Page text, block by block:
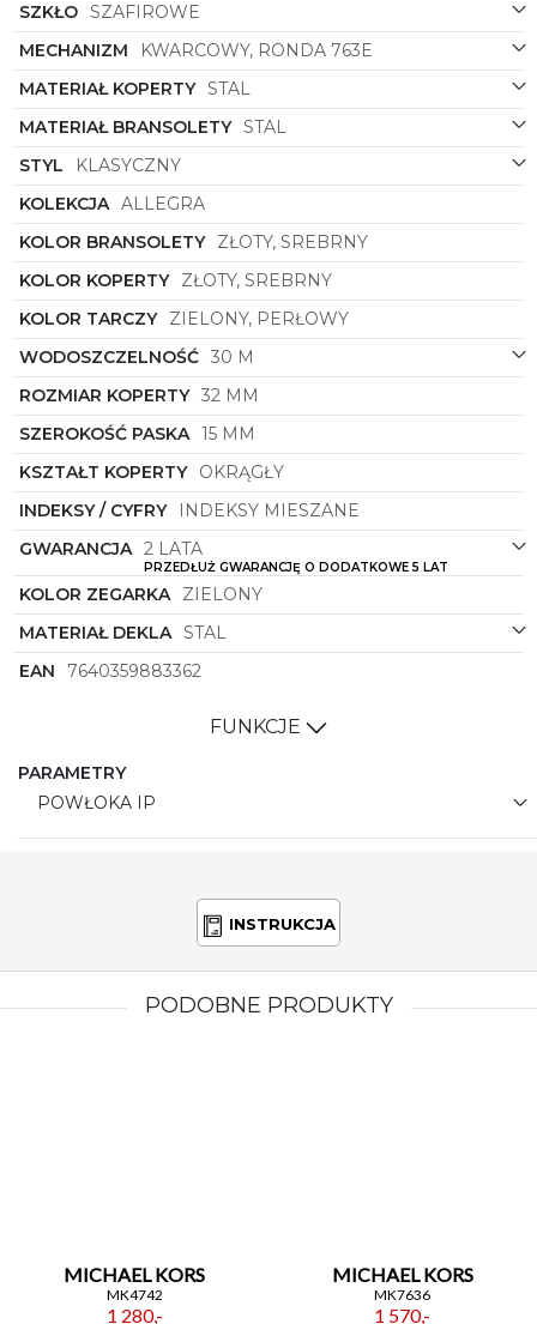
Kolor tarczy dostępny w intensywnym odcieniu
zielonym lub delikatnym, perłowym podkreśla jego
wyjątkowość oraz dodaje charakteru całej
kompozycji. Zegarek z okrągłą kopertą doskonale
podkreśla nadgarstek, dodając elegancji i
wyrafinowania każdej stylizacji.
Dzięki unikatowemu połączeniu elementów oraz
dopracowanemu detali, zegarek
Allegra symbolizuje harmonię pomiędzy
klasycznym stylem a nowoczesnym
wyrafinowaniem. To nie tylko narzędzie do
mierzenia czasu, ale także wyjątkowy dodatek,
który podkreśla indywidualność i gust eleganckiej
kobiety. Warto postawić na jakość, wyrafinowanie
oraz ponadczasowy design w postaci zegarka
Roamer.
SZKŁO SZAFIROWE
MECHANIZM
KWARCOWY, RONDA 763E
MATERIAŁ KOPERTY STAL
MATERIAŁ BRANSOLETY STAL
STYL
KLASYCZNY
KOLEKCJA ALLEGRA
KOLOR BRANSOLETY ZŁOTY, SREBRNY
KOLOR KOPERTY ZŁOTY, SREBRNY
KOLOR TARCZY ZIELONY, PERŁOWY
WODOSZCZELNOŚĆ 30 M
ROZMIAR KOPERTY 32 MM
SZEROKOŚĆ PASKA 15 MM
KSZTAŁT KOPERTY OKRĄGŁY
INDEKSY / CYFRY
INDEKSY MIESZANE
GWARANCJA 2 LATA
PRZEDŁUŻ GWARANCJĘ O DODATKOWE 5 LAT
KOLOR ZEGARKA ZIELONY
MATERIAŁ DEKLA STAL
EAN
7640359883362
FUNKCJE
PARAMETRY
POWŁOKA IP
INSTRUKCJA
PODOBNE PRODUKTY
MICHAEL KORS
MK4742
1 280,-
MICHAEL KORS
MK7636
1 570,-